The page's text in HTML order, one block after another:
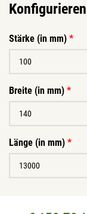
Stärke (in mm) *
Breite (in mm) *
Länge (in mm) *